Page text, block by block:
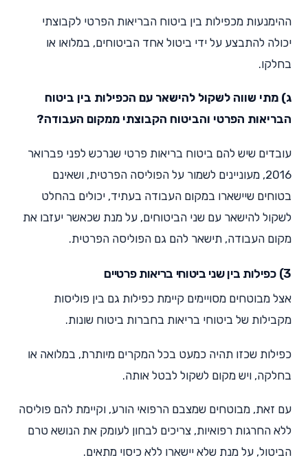
ההימנעות מכפילות בין ביטוח הבריאות הפרטי לקבוצתי
יכולה להתבצע על ידי ביטול אחד הביטוחים, במלואו או
בחלקו.
ג) מתי שווה לשקול להישאר עם הכפילות בין ביטוח
הבריאות הפרטי והביטוח הקבוצתי ממקום העבודה?
עובדים שיש להם ביטוח בריאות פרטי שנרכש לפני פברואר
2016, מעוניינים לשמור על הפוליסה הפרטית, ושאינם
בטוחים שיישארו במקום העבודה בעתיד, יכולים בהחלט
לשקול להישאר עם שני הביטוחים, על מנת שכאשר יעזבו את
מקום העבודה, תישאר להם גם הפוליסה הפרטית.
3) כפילות בין שני ביטוחי בריאות פרטיים
אצל מבוטחים מסויימים קיימת כפילות גם בין פוליסות
מקבילות של ביטוחי בריאות בחברות ביטוח שונות.
כפילות שכזו תהיה כמעט בכל המקרים מיותרת, במלואה או
בחלקה, ויש מקום לשקול לבטל אותה.
עם זאת, מבוטחים שמצבם הרפואי הורע, וקיימת להם פוליסה
ללא החרגות רפואיות, צריכים לבחון לעומק את הנושא טרם
הביטול, על מנת שלא יישארו ללא כיסוי מתאים.